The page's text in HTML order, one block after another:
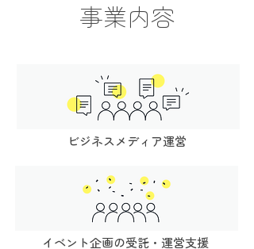
事業内容
ビジネスメディア運営
イベント企画の受託・運営支援